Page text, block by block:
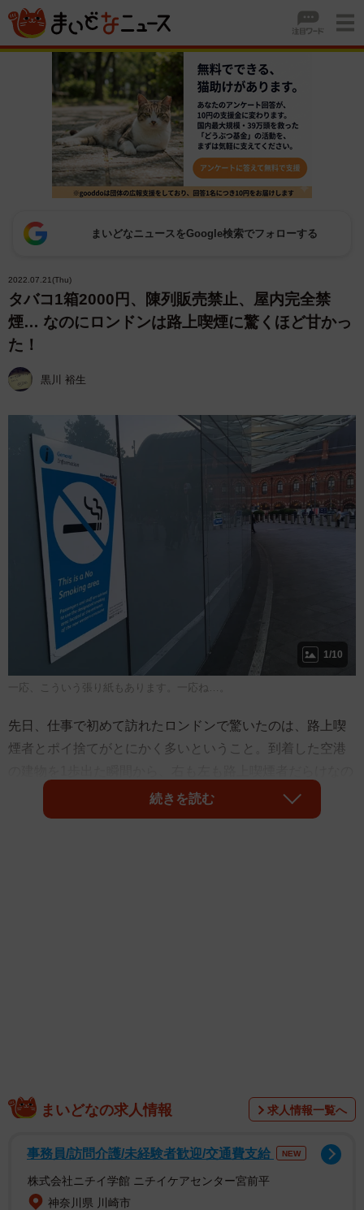
まいどなニュースをGoogle検索でフォローする
2022.07.21(Thu)
タバコ1箱2000円、陳列販売禁止、屋内完全禁
煙… なのにロンドンは路上喫煙に驚くほど甘かっ
た！
黒川 裕生
1/10
一応、こういう張り紙もあります。一応ね…。
先日、仕事で初めて訪れたロンドンで驚いたのは、路上喫
煙者とポイ捨てがとにかく多いということ。到着した空港
にはさすがに面食らった。イギリスでは2007年から法律に
よる厳しい喫煙規制が敷かれており、屋内は全面禁煙にな
で、道行く人のすぐ横で食事を楽しみながら紫煙を燻らせ
ている人を至るところで見掛ける、という印象だ。一方、
その「道行く人」も少なくない数がタバコを吸いながら歩
続きを読む
まいどなの求人情報 求人情報一覧へ
事務員/訪問介護/未経験者歓迎/交通費支給 NEW
株式会社ニチイ学館 ニチイケアセンター宮前平
神奈川県 川崎市